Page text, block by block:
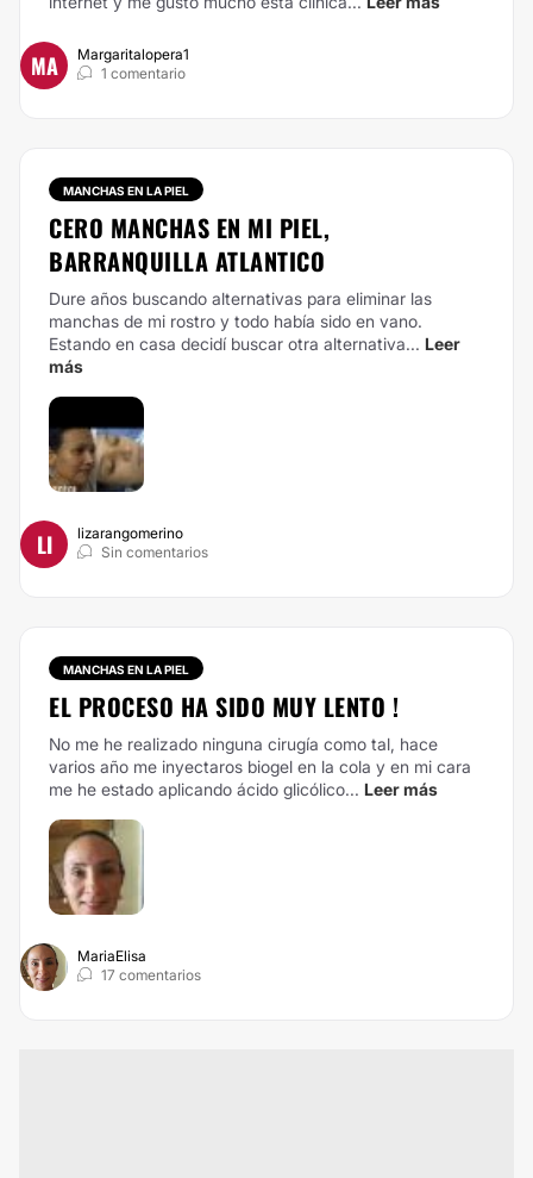
MA
Margaritalopera1
1 comentario
MANCHAS EN LA PIEL
CERO MANCHAS EN MI PIEL,
BARRANQUILLA ATLANTICO
Dure años buscando alternativas para eliminar las
manchas de mi rostro y todo había sido en vano.
Estando en casa decidí buscar otra alternativa... Leer
más
LI
lizarangomerino
Sin comentarios
MANCHAS EN LA PIEL
EL PROCESO HA SIDO MUY LENTO !
No me he realizado ninguna cirugía como tal, hace
varios año me inyectaros biogel en la cola y en mi cara
me he estado aplicando ácido glicólico... Leer más
MariaElisa
17 comentarios